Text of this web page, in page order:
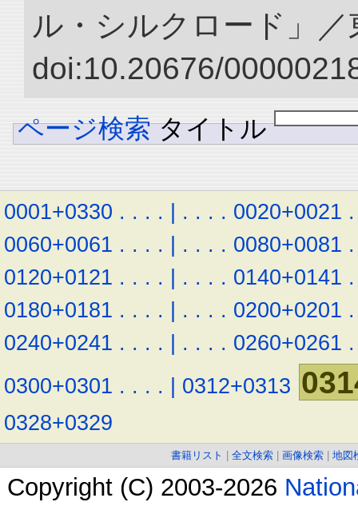
ル・シルクロード」／
doi:10.20676/
ページ検索 タイトル
0001+0330 . . . . | . . . . 0020+0021 .
0060+0061 . . . . | . . . . 0080+0081 .
0120+0121 . . . . | . . . . 0140+0141 .
0180+0181 . . . . | . . . . 0200+0201 .
0240+0241 . . . . | . . . . 0260+0261 .
0300+0301 . . . . | 0312+0313
0328+0329
書籍リスト 全文検索 画像検索 地図
Copyright (C) 2003-2026